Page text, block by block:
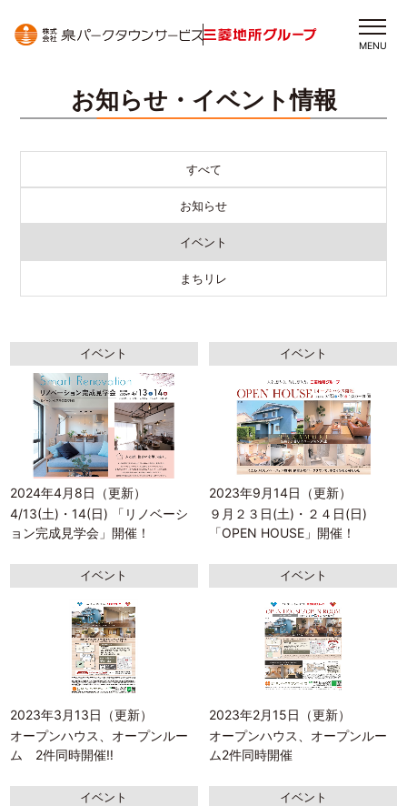
MENU
お知らせ・イベント情報
すべて
お知らせ
イベント
まちリレ
イベント
2024年4月8日（更新）
4/13(土)・14(日) 「リノベーシ
ョン完成見学会」開催！
イベント
2023年9月14日（更新）
９月２３日(土)・２４日(日)
「OPEN HOUSE」開催！
イベント
2023年3月13日（更新）
オープンハウス、オープンルー
ム 2件同時開催‼
イベント
2023年2月15日（更新）
オープンハウス、オープンルー
ム2件同時開催
イベント イベント